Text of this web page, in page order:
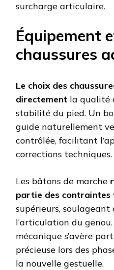
surcharge articulaire.
Équipement
chaussures
Le choix des
directement la qualité
stabilité du pied. Un
guide naturellement
contrôlée, facilitant
corrections techniques.
Les bâtons de marche
partie des contraintes
supérieurs, soulageant
l’articulation du
mécanique s’avère
précieuse lors des
la nouvelle gestuelle.